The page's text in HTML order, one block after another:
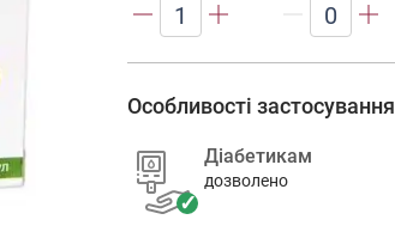
1 0
Особливості застосування
Діабетикам
дозволено